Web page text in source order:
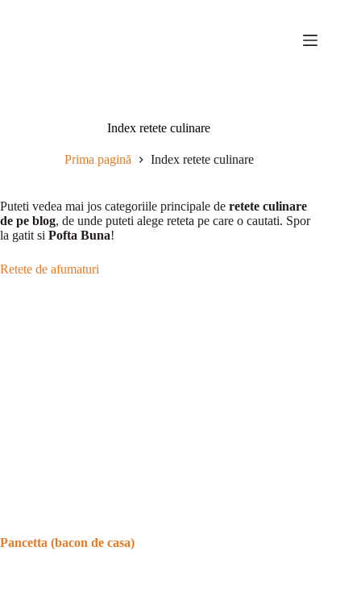
Index retete culinare
Prima pagină Index retete culinare
Puteti vedea mai jos categoriile principale de retete culinare
de pe blog, de unde puteti alege reteta pe care o cautati. Spor
la gatit si Pofta Buna!
Retete de afumaturi
Pancetta (bacon de casa)